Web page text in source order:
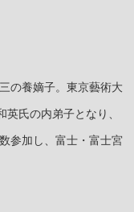
の養嫡子。東京藝術大
氏の内弟子となり、
参加し、富士・富士宮